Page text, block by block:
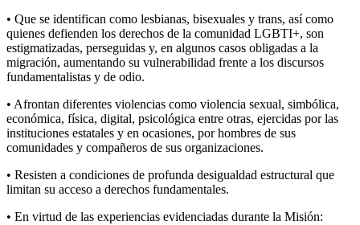
• Que se identifican como lesbianas, bisexuales y trans, así como
quienes defienden los derechos de la comunidad LGBTI+, son
estigmatizadas, perseguidas y, en algunos casos obligadas a la
migración, aumentando su vulnerabilidad frente a los discursos
fundamentalistas y de odio.
• Afrontan diferentes violencias como violencia sexual, simbólica,
económica, física, digital, psicológica entre otras, ejercidas por las
instituciones estatales y en ocasiones, por hombres de sus
comunidades y compañeros de sus organizaciones.
• Resisten a condiciones de profunda desigualdad estructural que
limitan su acceso a derechos fundamentales.
• En virtud de las experiencias evidenciadas durante la Misión: